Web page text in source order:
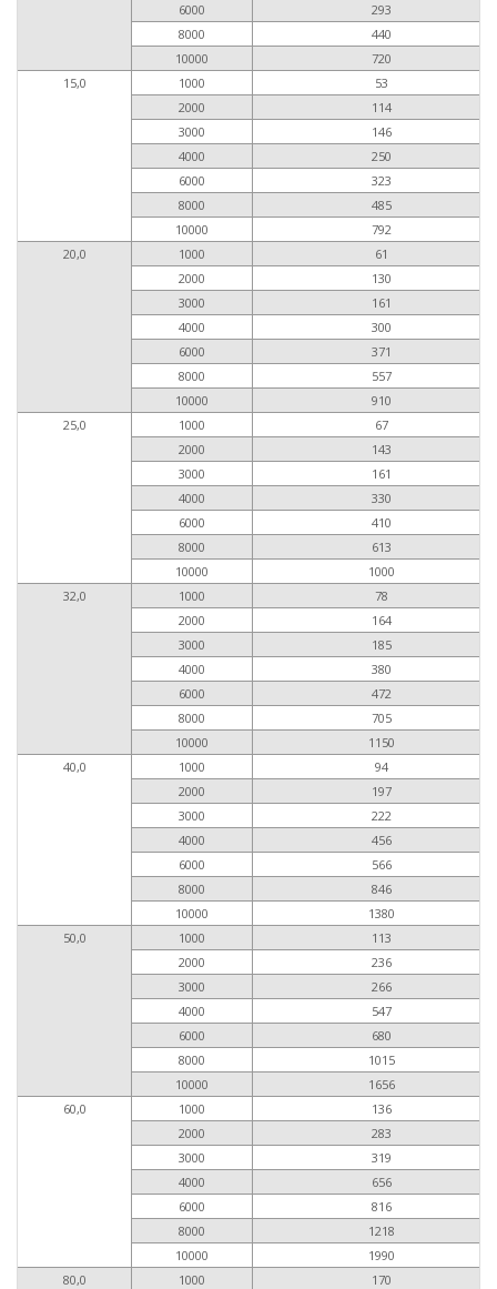
6000
293
8000
440
10000
720
15,0
1000
53
2000
114
3000
146
4000
250
6000
323
8000
485
10000
792
20,0
1000
61
2000
130
3000
161
4000
300
6000
371
8000
557
10000
910
25,0
1000
67
2000
143
3000
161
4000
330
6000
410
8000
613
10000
1000
32,0
1000
78
2000
164
3000
185
4000
380
6000
472
8000
705
10000
1150
40,0
1000
94
2000
197
3000
222
4000
456
6000
566
8000
846
10000
1380
50,0
1000
113
2000
236
3000
266
4000
547
6000
680
8000
1015
10000
1656
60,0
1000
136
2000
283
3000
319
4000
656
6000
816
8000
1218
10000
1990
80,0
1000
170